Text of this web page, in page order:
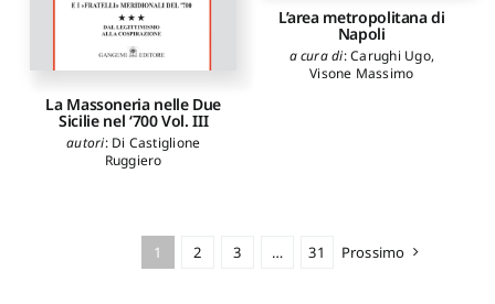
La Massoneria nelle Due
Sicilie nel ‘700 Vol. III
autori: Di Castiglione
Ruggiero
L’area metropolitana di
Napoli
a cura di:Carughi Ugo,
Visone Massimo
1 2 3 … 31 Prossimo